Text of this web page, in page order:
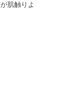
肌触りよ